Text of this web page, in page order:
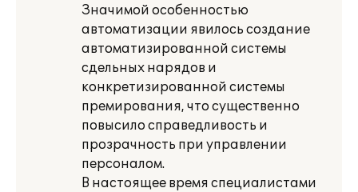
Значимой особенностью
автоматизации явилось создание
автоматизированной системы
сдельных нарядов и
конкретизированной системы
премирования, что существенно
повысило справедливость и
прозрачность при управлении
персоналом.
В настоящее время специалистами